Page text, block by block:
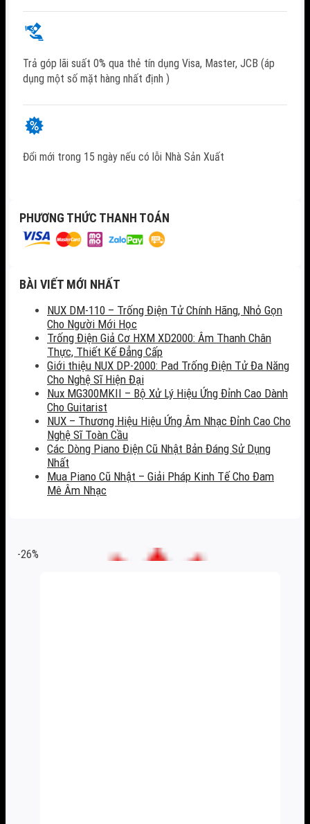
Trả góp lãi suất 0% qua thẻ tín dụng Visa, Master, JCB (áp
dụng một số mặt hàng nhất định )
Đổi mới trong 15 ngày nếu có lỗi Nhà Sản Xuất
PHƯƠNG THỨC THANH TOÁN
BÀI VIẾT MỚI NHẤT
NUX DM-110 – Trống Điện Tử Chính Hãng, Nhỏ Gọn
Cho Người Mới Học
Trống Điện Giả Cơ HXM XD2000: Âm Thanh Chân
Thực, Thiết Kế Đẳng Cấp
Giới thiệu NUX DP-2000: Pad Trống Điện Tử Đa Năng
Cho Nghệ Sĩ Hiện Đại
Nux MG300MKII – Bộ Xử Lý Hiệu Ứng Đỉnh Cao Dành
Cho Guitarist
NUX – Thương Hiệu Hiệu Ứng Âm Nhạc Đỉnh Cao Cho
Nghệ Sĩ Toàn Cầu
Các Dòng Piano Điện Cũ Nhật Bản Đáng Sử Dụng
Nhất
Mua Piano Cũ Nhật – Giải Pháp Kinh Tế Cho Đam
Mê Âm Nhạc
-26%